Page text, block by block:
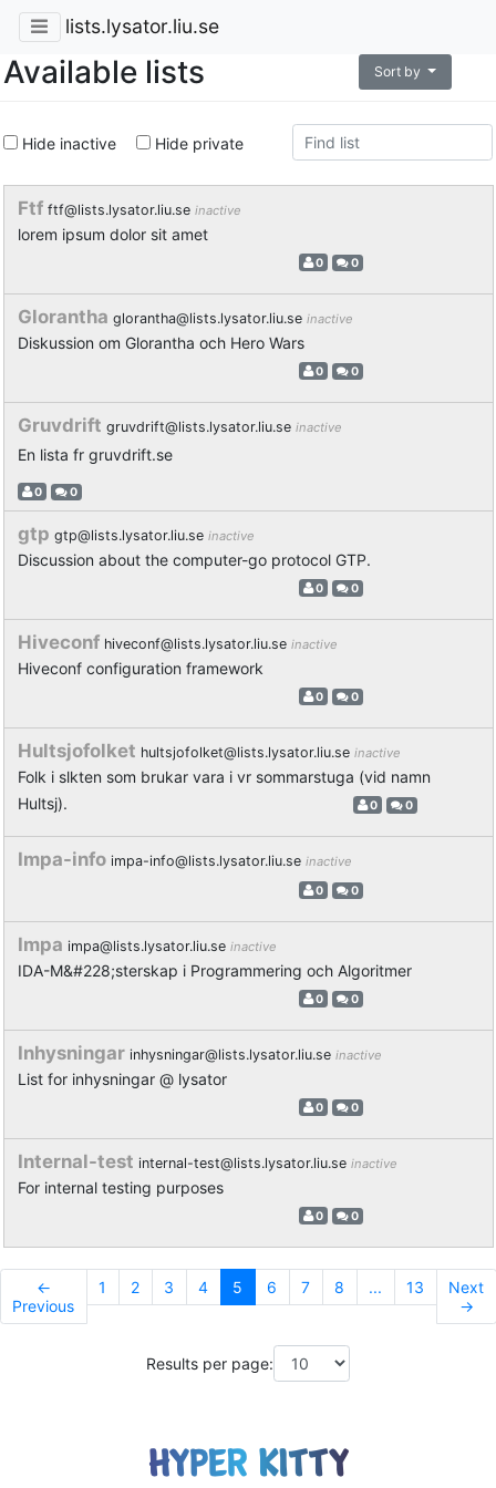
lists.lysator.liu.se
Available lists Sort by
Hide inactive Hide private
Ftf ftf@lists.lysator.liu.se inactive
lorem ipsum dolor sit amet
0 0
Glorantha glorantha@lists.lysator.liu.se inactive
Diskussion om Glorantha och Hero Wars
0 0
Gruvdrift gruvdrift@lists.lysator.liu.se inactive
En lista fr gruvdrift.se
0 0
gtp gtp@lists.lysator.liu.se inactive
Discussion about the computer-go protocol GTP.
0 0
Hiveconf hiveconf@lists.lysator.liu.se inactive
Hiveconf configuration framework
0 0
Hultsjofolket hultsjofolket@lists.lysator.liu.se inactive
Folk i slkten som brukar vara i vr sommarstuga (vid namn
Hultsj).
0 0
Impa-info impa-info@lists.lysator.liu.se inactive
0 0
Impa impa@lists.lysator.liu.se inactive
IDA-M&#228;sterskap i Programmering och Algoritmer
0 0
Inhysningar inhysningar@lists.lysator.liu.se inactive
List for inhysningar @ lysator
0 0
Internal-test internal-test@lists.lysator.liu.se inactive
For internal testing purposes
0 0
←
Previous
1 2 3 4 5 6 7 8 ... 13
Next
→
Results per page: